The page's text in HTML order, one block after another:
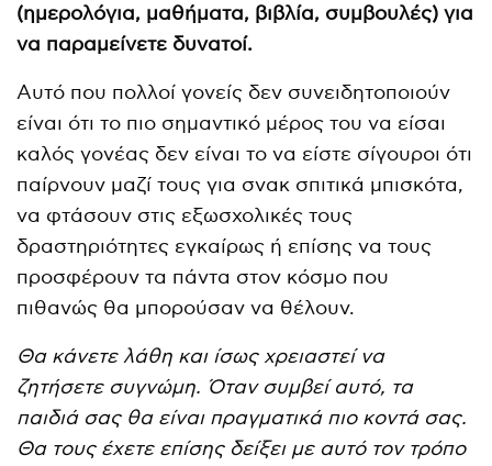
(ημερολόγια, μαθήματα, βιβλία, συμβουλές) για
να παραμείνετε δυνατοί.
Αυτό που πολλοί γονείς δεν συνειδητοποιούν
είναι ότι το πιο σημαντικό μέρος του να είσαι
καλός γονέας δεν είναι το να είστε σίγουροι ότι
παίρνουν μαζί τους για σνακ σπιτικά μπισκότα,
να φτάσουν στις εξωσχολικές τους
δραστηριότητες εγκαίρως ή επίσης να τους
προσφέρουν τα πάντα στον κόσμο που
πιθανώς θα μπορούσαν να θέλουν.
Θα κάνετε λάθη και ίσως χρειαστεί να
ζητήσετε συγνώμη. Όταν συμβεί αυτό, τα
παιδιά σας θα είναι πραγματικά πιο κοντά σας.
Θα τους έχετε επίσης δείξει με αυτό τον τρόπο